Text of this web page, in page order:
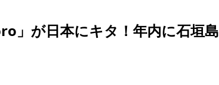
」が日本にキタ！年内に石垣島